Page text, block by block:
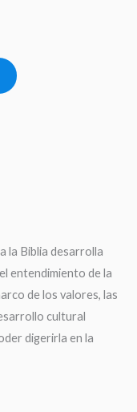
la Biblia desarrolla
entendimiento de la
de los valores, las
cultural
digerirla en la